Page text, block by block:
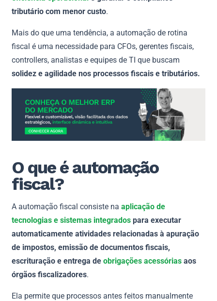
tributário com menor custo.
Mais do que uma tendência, a automação de rotina
fiscal é uma necessidade para CFOs, gerentes fiscais,
controllers, analistas e equipes de TI que buscam
solidez e agilidade nos processos fiscais e tributários.
O que é automação
fiscal?
A automação fiscal consiste na aplicação de
tecnologias e sistemas integrados para executar
automaticamente atividades relacionadas à apuração
de impostos, emissão de documentos fiscais,
escrituração e entrega de obrigações acessórias aos
órgãos fiscalizadores.
Ela permite que processos antes feitos manualmente